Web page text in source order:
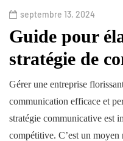
septembre 13, 2024
Guide pour
stratégie de
Gérer une entreprise
communication efficace et
stratégie communicative est
compétitive. C’est un moyen